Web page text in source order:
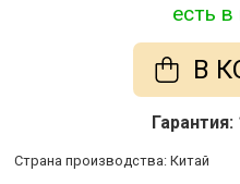
есть в
В
Cтрана производства: Китай